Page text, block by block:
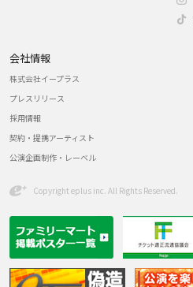
会社情報
株式会社イープラス
プレスリリース
採用情報
契約・提携アーティスト
公演企画制作・レーベル
Copyright eplus inc. All Rights Reserved.